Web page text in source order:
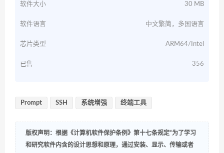
软件大小 30 MB
软件语言 中文繁简，多国语言
芯片类型 ARM64/Intel
已售 356
Prompt SSH 系统增强 终端工具
版权声明：根据《计算机软件保护条例》第十七条规定“为了学习
和研究软件内含的设计思想和原理，通过安装、显示、传输或者